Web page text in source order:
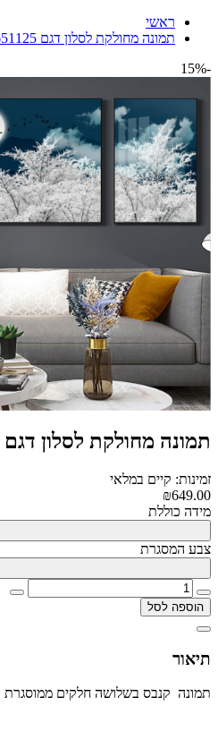
ראשי
תמונה מחולקת לסלון דגם 5651125
-15%
תמונה מחולקת לסלון דגם 5651125
זמינות: קיים במלאי
₪649.00
מידה כוללת
צבע המסגרת
הוספה לסל
תיאור
תמונה קנבס בשלושה חלקים ממוסגרת